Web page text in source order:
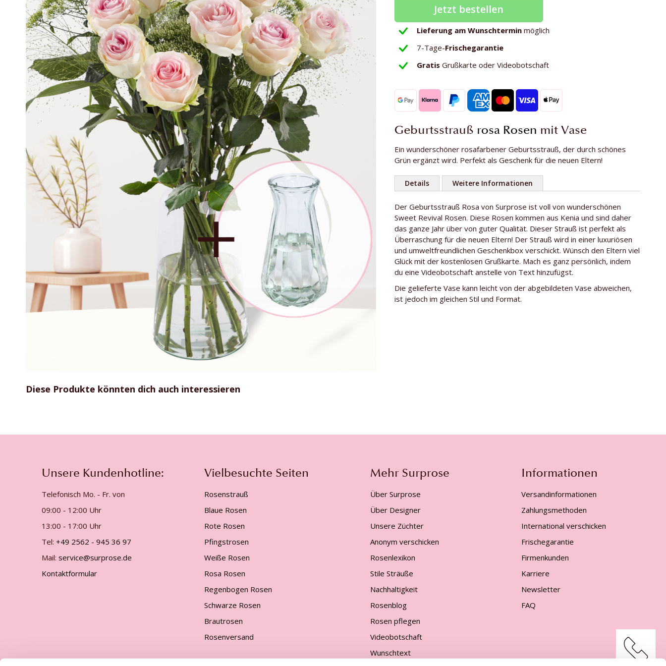
Jetzt bestellen
Lieferung am Wunschtermin möglich
7-Tage-Frischegarantie
Gratis Grußkarte oder Videobotschaft
Geburtsstrauß rosa Rosen mit Vase
Ein wunderschöner rosafarbener Geburtsstrauß, der durch schönes
Grün ergänzt wird. Perfekt als Geschenk für die neuen Eltern!
Details
Weitere
Informationen
Anzahl Rosen
9
Länge der Rose
ca. 50 cm
Herkunft
Kenia
Gärtner
Timaflor
Rosensorte
Sweet Revival
Weitere Informationen
Der Geburtsstrauß Rosa von Surprose ist voll von wunderschönen
Sweet Revival Rosen. Diese Rosen kommen aus Kenia und sind daher
das ganze Jahr über von guter Qualität. Dieser Strauß ist perfekt als
Überraschung für die neuen Eltern! Der Strauß wird in einer luxuriösen
und umweltfreundlichen Geschenkbox verschickt. Wünsch den Eltern viel
Glück mit der kostenlosen Grußkarte. Mach es ganz persönlich, indem
du eine Videobotschaft anstelle von Text hinzufügst.
Die gelieferte Vase kann leicht von der abgebildeten Vase abweichen,
ist jedoch im gleichen Stil und Format.
Anfang
Diese Produkte könnten dich auch interessieren
Unsere Kundenhotline:
Telefonisch Mo. - Fr. von
09:00 - 12:00 Uhr
13:00 - 17:00 Uhr
Tel: +49 2562 - 945 36 97
Mail: service@surprose.de
Kontaktformular
Vielbesuchte Seiten
Rosenstrauß
Blaue Rosen
Rote Rosen
Pfingstrosen
Weiße Rosen
Rosa Rosen
Regenbogen Rosen
Schwarze Rosen
Brautrosen
Rosenversand
Mehr Surprose
Über Surprose
Über Designer
Unsere Züchter
Anonym verschicken
Rosenlexikon
Stile Sträuße
Nachhaltigkeit
Rosenblog
Rosen pflegen
Videobotschaft
Wunschtext
Informationen
Versandinformationen
Zahlungsmethoden
International verschicken
Frischegarantie
Firmenkunden
Karriere
Newsletter
FAQ